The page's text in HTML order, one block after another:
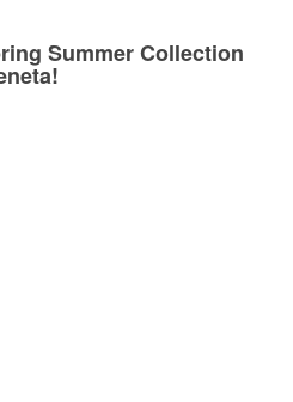
Summer Collection